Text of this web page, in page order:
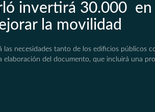
invertirá 30.000 
la movilidad
las necesidades tanto de los edificios públicos
elaboración del documento, que incluirá una